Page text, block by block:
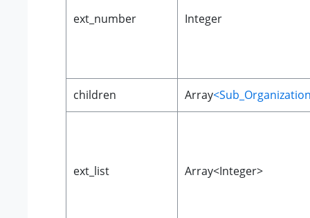
ext_number Integer
children Array
ext_list Array<Integer>